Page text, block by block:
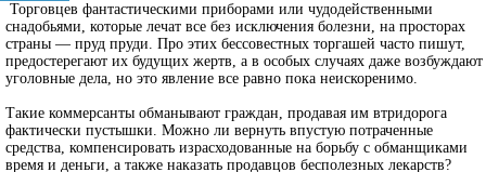
Торговцев фантастическими приборами или чудодейственными
снадобьями, которые лечат все без исключения болезни, на просторах
страны — пруд пруди. Про этих бессовестных торгашей часто пишут,
предостерегают их будущих жертв, а в особых случаях даже возбуждают
уголовные дела, но это явление все равно пока неискоренимо.
Такие коммерсанты обманывают граждан, продавая им втридорога
фактически пустышки. Можно ли вернуть впустую потраченные
средства, компенсировать израсходованные на борьбу с обманщиками
время и деньги, а также наказать продавцов бесполезных лекарств?